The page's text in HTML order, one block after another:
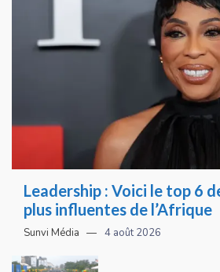
Leadership : Voici le top 6
plus influentes de l’Afrique
Sunvi Média 4 août 2026